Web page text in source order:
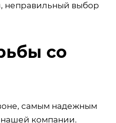
неправильный выбор
со
самым надежным
нашей компании.